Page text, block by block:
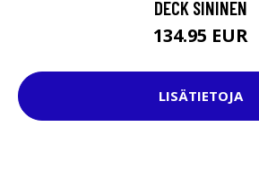
DECK SININEN
134.95 EUR
LISÄTIETOJA